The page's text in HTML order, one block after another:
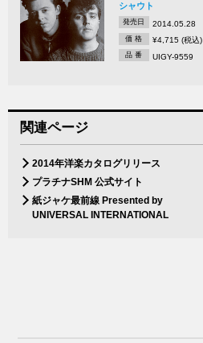
シャウト
発売日 2014.05.28
価 格 ¥4,715 (税込)
品 番 UIGY-9559
関連ページ
2014年洋楽カタログリリース
プラチナSHM 公式サイト
紙ジャケ最前線 Presented by
UNIVERSAL INTERNATIONAL